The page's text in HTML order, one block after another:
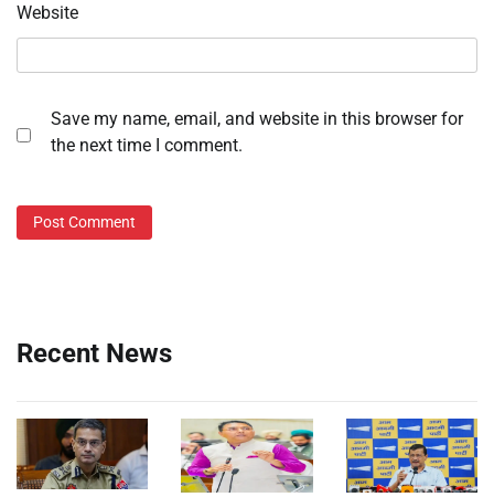
Website
Save my name, email, and website in this browser for
the next time I comment.
Recent News